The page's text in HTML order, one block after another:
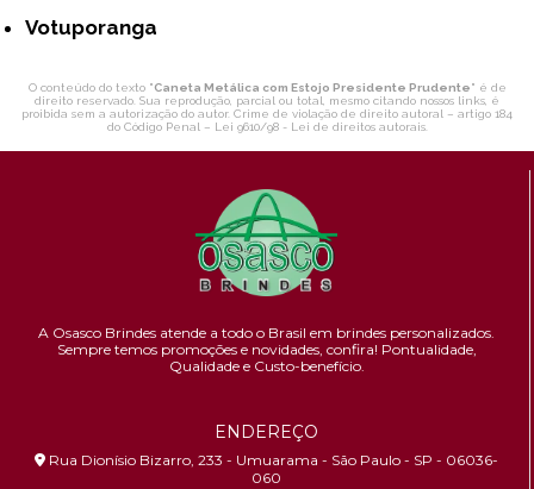
Votuporanga
O conteúdo do texto "Caneta Metálica com Estojo Presidente Prudente" é de
direito reservado. Sua reprodução, parcial ou total, mesmo citando nossos links, é
proibida sem a autorização do autor. Crime de violação de direito autoral – artigo 184
do Código Penal – Lei 9610/98 - Lei de direitos autorais.
A Osasco Brindes atende a todo o Brasil em brindes personalizados.
Sempre temos promoções e novidades, confira! Pontualidade,
Qualidade e Custo-benefício.
ENDEREÇO
Rua Dionísio Bizarro, 233 - Umuarama - São Paulo - SP - 06036-
060